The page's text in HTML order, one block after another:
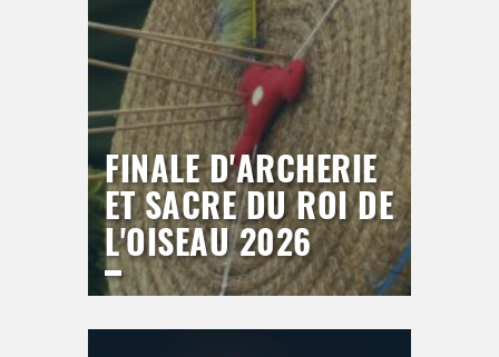
FINALE D'ARCHERIE
ET SACRE DU ROI DE
L'OISEAU 2026
Samedi19 septembre 2026